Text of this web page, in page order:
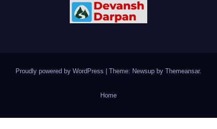
Proudly powered by WordPress Theme: Newsup by Themeansar.
Home